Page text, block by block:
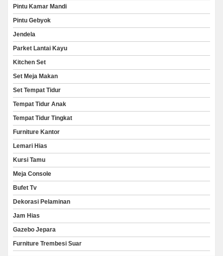
Pintu Kamar Mandi
Pintu Gebyok
Jendela
Parket Lantai Kayu
Kitchen Set
Set Meja Makan
Set Tempat Tidur
Tempat Tidur Anak
Tempat Tidur Tingkat
Furniture Kantor
Lemari Hias
Kursi Tamu
Meja Console
Bufet Tv
Dekorasi Pelaminan
Jam Hias
Gazebo Jepara
Furniture Trembesi Suar